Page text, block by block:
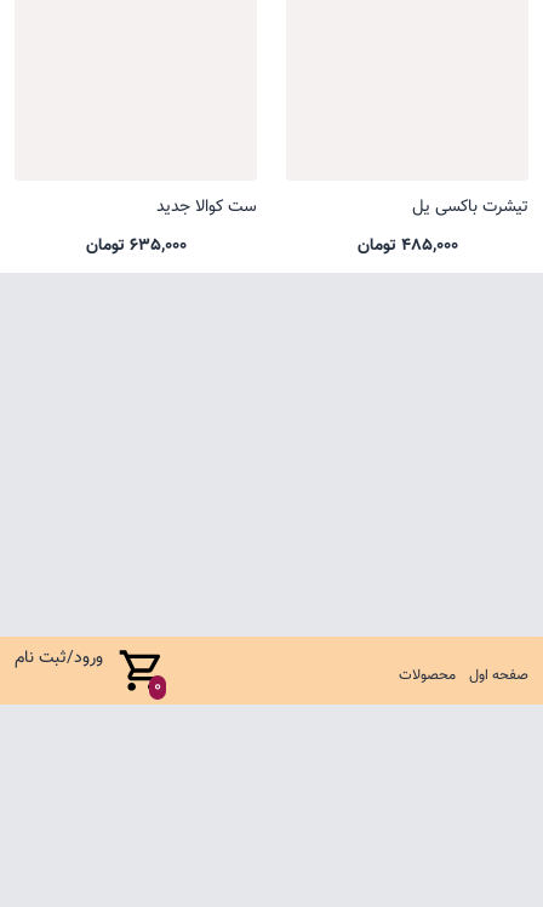
صفحه اول محصولات 0
ورود/ثبت نام
تیشرت باکسی یل
485,000 تومان
ست کوالا جدید
635,000 تومان